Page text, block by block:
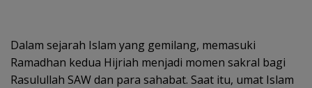
Dalam sejarah Islam yang gemilang, memasuki
Ramadhan kedua Hijriah menjadi momen sakral bagi
Rasulullah SAW dan para sahabat. Saat itu, umat Islam